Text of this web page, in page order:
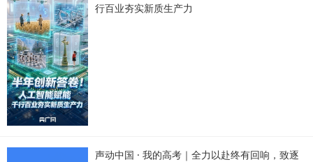
行百业夯实新质生产力
声动中国 · 我的高考｜全力以赴终有回响，致逐